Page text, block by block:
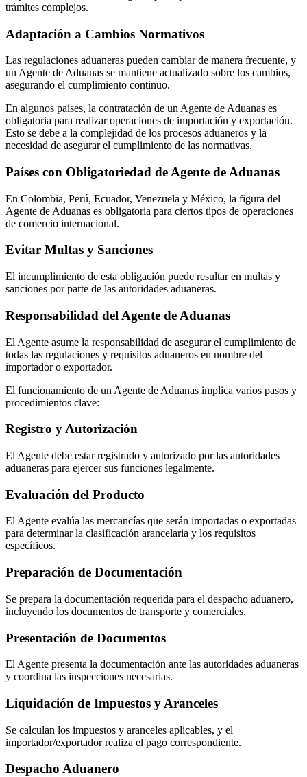
trámites complejos.
Adaptación a Cambios Normativos
Las regulaciones aduaneras pueden cambiar de manera frecuente, y
un Agente de Aduanas se mantiene actualizado sobre los cambios,
asegurando el cumplimiento continuo.
En algunos países, la contratación de un Agente de Aduanas es
obligatoria para realizar operaciones de importación y exportación.
Esto se debe a la complejidad de los procesos aduaneros y la
necesidad de asegurar el cumplimiento de las normativas.
Países con Obligatoriedad de Agente de Aduanas
En Colombia, Perú, Ecuador, Venezuela y México, la figura del
Agente de Aduanas es obligatoria para ciertos tipos de operaciones
de comercio internacional.
Evitar Multas y Sanciones
El incumplimiento de esta obligación puede resultar en multas y
sanciones por parte de las autoridades aduaneras.
Responsabilidad del Agente de Aduanas
El Agente asume la responsabilidad de asegurar el cumplimiento de
todas las regulaciones y requisitos aduaneros en nombre del
importador o exportador.
El funcionamiento de un Agente de Aduanas implica varios pasos y
procedimientos clave:
Registro y Autorización
El Agente debe estar registrado y autorizado por las autoridades
aduaneras para ejercer sus funciones legalmente.
Evaluación del Producto
El Agente evalúa las mercancías que serán importadas o exportadas
para determinar la clasificación arancelaria y los requisitos
específicos.
Preparación de Documentación
Se prepara la documentación requerida para el despacho aduanero,
incluyendo los documentos de transporte y comerciales.
Presentación de Documentos
El Agente presenta la documentación ante las autoridades aduaneras
y coordina las inspecciones necesarias.
Liquidación de Impuestos y Aranceles
Se calculan los impuestos y aranceles aplicables, y el
importador/exportador realiza el pago correspondiente.
Despacho Aduanero